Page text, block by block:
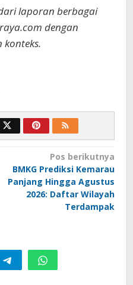
laporan berbagai
dengan
Pos berikutnya
BMKG Prediksi Kemarau
Panjang Hingga Agustus
2026: Daftar Wilayah
Terdampak